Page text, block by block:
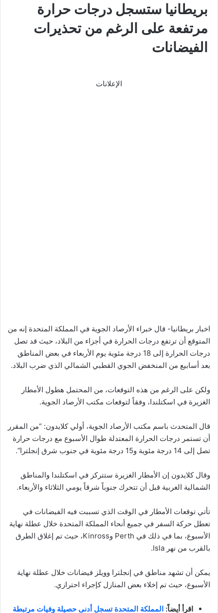
بريطانيا ستسجل درجات حرارة
مرتفعة على الرغم من تحذيرات
الفيضانات
الإعلانات
اخبار بريطانيا- قال خبراء الأرصاد الجوية في المملكة المتحدة إنه من
المتوقع أن ترتفع درجات الحرارة في أجزاء من البلاد، حيث قد تصل
درجات الحرارة إلى 18 درجة مئوية يوم الأربعاء في بعض المناطق
بعد أسابيع من المنخفض الجوي القطبي الشمالي الذي ضرب البلاد.
ولكن على الرغم من هذه التوقعات، من المحتمل هطول الأمطار
الغزيرة في اسكتلندا، وفقاً لتوقعات مكتب الأرصاد الجوية.
قال المتحدث باسم مكتب الأرصاد الجوية، أولي كلايدون: “من المقرر
أن تستمر درجات الحرارة المعتدلة طوال الأسبوع مع درجات حرارة
تصل إلى 14 درجة مئوية و15 درجة مئوية في جنوب شرق إنجلترا”.
وقال كلايدون إن الأمطار الغزيرة ستتركز في اسكتلندا والمناطق
الشمالية الغربية قبل أن تتحرك جنوباً شرقاً يومي الثلاثاء والأربعاء.
تأتي توقعات الأمطار في الوقت الذي تسببت فيه الفيضانات في
تعطل حركة السفر في جميع أنحاء المملكة المتحدة خلال عطلة نهاية
الأسبوع، بما في ذلك في Perth وKinross، حيث تم إغلاق الطرق
بالقرب من نهر Isla.
يمكن أن تشهد مناطق في إنجلترا وويلز فيضانات خلال عطلة نهاية
الأسبوع، حيث تم إخلاء بعض المنازل كإجراء احترازي.
اقرأ أيضاً: المملكة المتحدة تسجل أدنى حصيلة وفيات مرتبطة